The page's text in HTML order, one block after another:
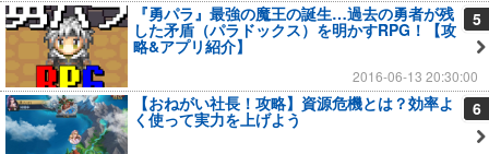
5
『勇パラ』最強の魔王の誕生…過去の勇者が残
した矛盾（パラドックス）を明かすRPG！【攻
略&アプリ紹介】
2016-06-13 20:30:00
6
【おねがい社長！攻略】資源危機とは？効率よ
く使って実力を上げよう